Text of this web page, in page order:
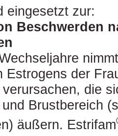
eingesetzt zur:
Beschwerden
Estrogens der
die
Brustbereich
äußern. Estrifam